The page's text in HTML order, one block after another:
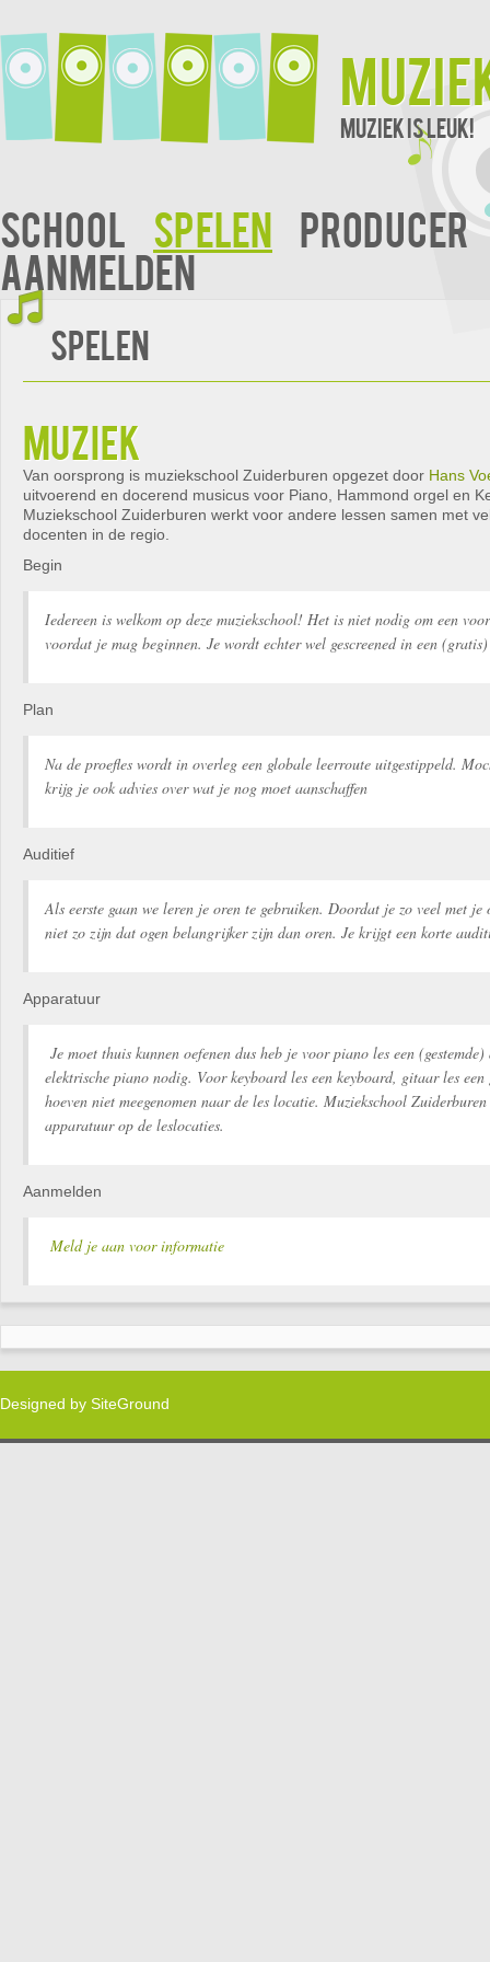
Muziek is leuk!
School Spelen Producer
Aanmelden
Spelen
muziek
Van oorsprong is muziekschool Zuiderburen opgezet door Hans
uitvoerend en docerend musicus voor Piano, Hammond orgel en
Muziekschool Zuiderburen werkt voor andere lessen samen met
docenten in de regio.
Begin
Iedereen is welkom op deze muziekschool! Het is niet nodig om een
voordat je mag beginnen. Je wordt echter wel gescreened in een
Plan
Na de proefles wordt in overleg een globale leerroute uitgestippeld.
krijg je ook advies over wat je nog moet aanschaffen
Auditief
Als eerste gaan we leren je oren te gebruiken. Doordat je zo veel met je
niet zo zijn dat ogen belangrijker zijn dan oren. Je krijgt een korte
Apparatuur
Je moet thuis kunnen oefenen dus heb je voor piano les een (gestemde)
elektrische piano nodig. Voor keyboard les een keyboard, gitaar les
hoeven niet meegenomen naar de les locatie. Muziekschool
apparatuur op de leslocaties.
Aanmelden
Meld je aan voor informatie
Designed by SiteGround